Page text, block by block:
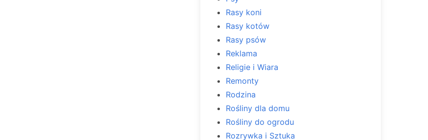
Rasy koni
Rasy kotów
Rasy psów
Reklama
Religie i Wiara
Remonty
Rodzina
Rośliny dla domu
Rośliny do ogrodu
Rozrywka i Sztuka